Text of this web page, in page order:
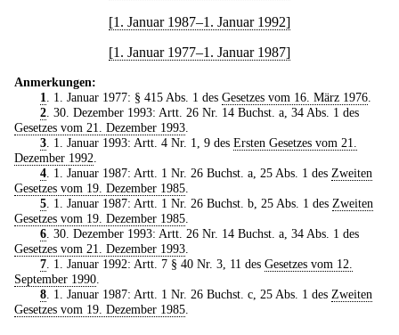
[1. Januar 1987–1. Januar 1992]
[1. Januar 1977–1. Januar 1987]
Anmerkungen:
1
. 1. Januar 1977: § 415 Abs. 1 des Gesetzes vom 16. März 1976.
2. 30. Dezember 1993: Artt. 26 Nr. 14 Buchst. a, 34 Abs. 1 des
Gesetzes vom 21. Dezember 1993
3. 1. Januar 1993: Artt. 4 Nr. 1, 9 des Ersten Gesetzes vom 21.
Dezember 1992
4. 1. Januar 1987: Artt. 1 Nr. 26 Buchst. a, 25 Abs. 1 des Zweiten
Gesetzes vom 19. Dezember 1985
5. 1. Januar 1987: Artt. 1 Nr. 26 Buchst. b, 25 Abs. 1 des Zweiten
Gesetzes vom 19. Dezember 1985
6. 30. Dezember 1993: Artt. 26 Nr. 14 Buchst. a, 34 Abs. 1 des
Gesetzes vom 21. Dezember 1993
7. 1. Januar 1992: Artt. 7 § 40 Nr. 3, 11 des Gesetzes vom 12.
September 1990
8. 1. Januar 1987: Artt. 1 Nr. 26 Buchst. c, 25 Abs. 1 des Zweiten
Gesetzes vom 19. Dezember 1985